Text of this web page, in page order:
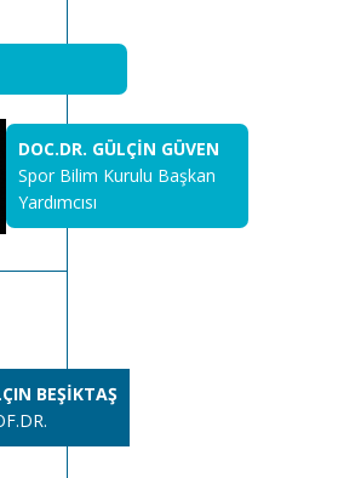
DOC.DR. GÜLÇİN GÜVEN
Spor Bilim Kurulu Başkan
Yardımcısı
BEŞİKTAŞ